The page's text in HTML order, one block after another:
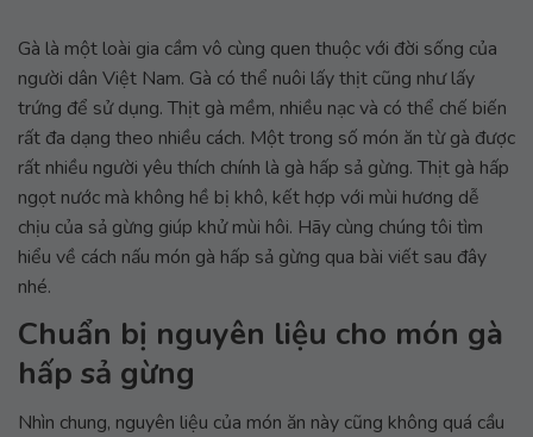
Gà là một loài gia cầm vô cùng quen thuộc với đời sống của
người dân Việt Nam. Gà có thể nuôi lấy thịt cũng như lấy
trứng để sử dụng. Thịt gà mềm, nhiều nạc và có thể chế biến
rất đa dạng theo nhiều cách. Một trong số món ăn từ gà được
rất nhiều người yêu thích chính là gà hấp sả gừng. Thịt gà hấp
ngọt nước mà không hề bị khô, kết hợp với mùi hương dễ
chịu của sả gừng giúp khử mùi hôi. Hãy cùng chúng tôi tìm
hiểu về cách nấu món gà hấp sả gừng qua bài viết sau đây
nhé.
Chuẩn bị nguyên liệu cho món gà
hấp sả gừng
Nhìn chung, nguyên liệu của món ăn này cũng không quá cầu